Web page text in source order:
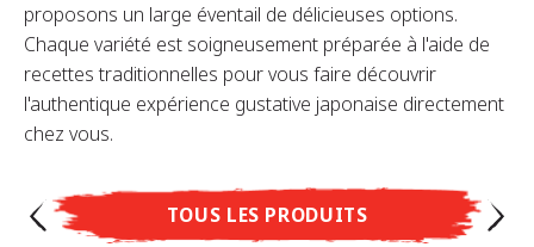
(Style Ramen)
Soba
Ramen
Soba Bag
Ramen
proposons un large éventail de délicieuses options.
Chaque variété est soigneusement préparée à l'aide de
recettes traditionnelles pour vous faire découvrir
l'authentique expérience gustative japonaise directement
chez vous.
TOUS LES PRODUITS